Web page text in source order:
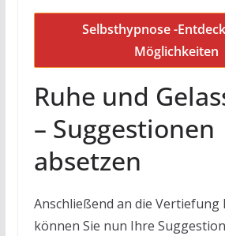
Selbsthypnose -
Möglichkeiten
Ruhe und
– Suggestionen
absetzen
Anschließend an die Vertiefung
können Sie nun Ihre